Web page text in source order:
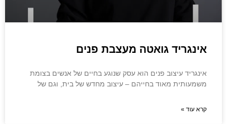
אינגריד גואטה מעצבת פנים
אינגריד עיצוב פנים הוא עסק שנוגע בחיים של אנשים בצומת
משמעותית מאוד בחייהם – עיצוב מחדש של בית, וגם של
קרא עוד »